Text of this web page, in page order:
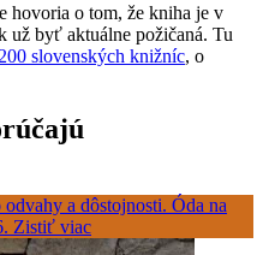
hovoria o tom, že kniha je v
už byť aktuálne požičaná. Tu
slovenských knižníc, o